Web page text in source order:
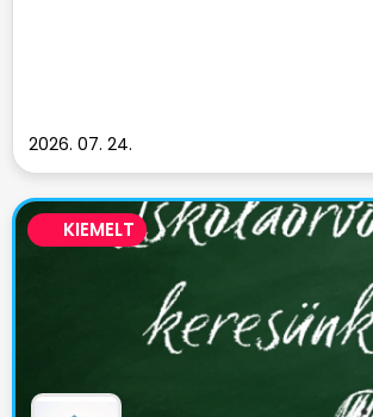
2026. 07. 24.
KIEMELT